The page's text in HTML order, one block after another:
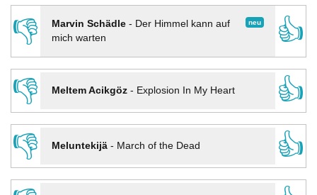
👎 neu
Marvin Schädle- Der Himmel kann auf
mich warten
👍
👎
Meltem Acikgöz- Explosion In My Heart
👍
👎
Meluntekijä- March of the Dead
👍